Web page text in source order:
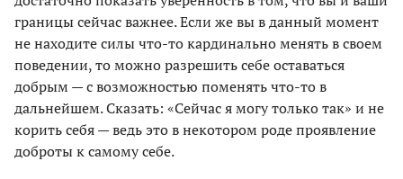
границы сейчас важнее. Если же вы в данный момент
не находите силы что-то кардинально менять в своем
поведении, то можно разрешить себе оставаться
добрым — с возможностью поменять что-то в
дальнейшем. Сказать: «Сейчас я могу только так» и не
корить себя — ведь это в некотором роде проявление
доброты к самому себе.